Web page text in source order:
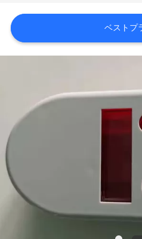
品
質
私
達
に
ベストプ